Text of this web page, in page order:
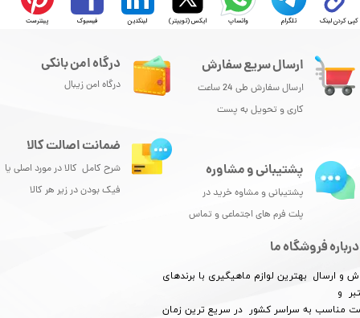
کپی کردن لینک تلگرام واتساپ ایکس (توییتر) لینکدین فیسبوک پینترست
ارسال سریع سفارش
ارسال سفارش طی 24 ساعت
کاری و تحویل به پست
درباره فروشگاه ما
و ارسال بهترین لوازم ماهیگیری با برندهای
و
مناسب به سراسر کشور در سریع ترین زمان
درگاه امن بانکی
درگاه امن زیبال
پشتیبانی و مشاوره
پشتیبانی و مشاوه خرید در
پلت فرم های اجتماعی و تماس
ضمانت اصالت کالا
شرح کامل کالا در مورد اصلی یا
فیک بودن در زیر هر کالا